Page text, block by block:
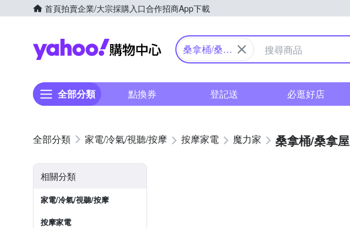
首頁拍賣企業/大宗採購入口合作招商App下載
Yahoo購物中心
桑拿桶/桑拿
全部分類 點換券 登記送 必逛好店
家電/冷氣/視聽/按摩 按摩家電 魔力家 桑拿桶/桑拿屋
相關分類
家電/冷氣/視聽/按摩
按摩家電